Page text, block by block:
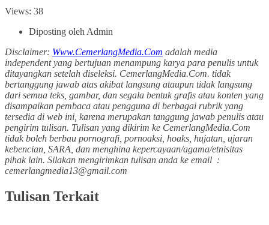
Views: 38
Diposting oleh Admin
Disclaimer: Www.CemerlangMedia.Com adalah media
independent yang bertujuan menampung karya para penulis untuk
ditayangkan setelah diseleksi. CemerlangMedia.Com. tidak
bertanggung jawab atas akibat langsung ataupun tidak langsung
dari semua teks, gambar, dan segala bentuk grafis atau konten yang
disampaikan pembaca atau pengguna di berbagai rubrik yang
tersedia di web ini, karena merupakan tanggung jawab penulis atau
pengirim tulisan. Tulisan yang dikirim ke CemerlangMedia.Com
tidak boleh berbau pornografi, pornoaksi, hoaks, hujatan, ujaran
kebencian, SARA, dan menghina kepercayaan/agama/etnisitas
pihak lain. Silakan mengirimkan tulisan anda ke email :
cemerlangmedia13@gmail.com
Tulisan Terkait